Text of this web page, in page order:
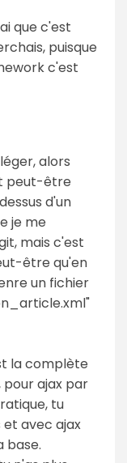
que c'est
puisque
c'est
alors
peut-être
d'un
je me
mais c'est
être qu'en
un fichier
la complète
ajax par
tu
et avec ajax
base.